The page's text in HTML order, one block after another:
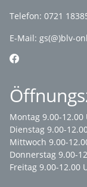
Telefon: 0721
E-Mail: gs(@)blv-
Montag 9.00-
Dienstag 9.00-
Mittwoch 9.00-
Donnerstag 9.00-
Freitag 9.00-12.00